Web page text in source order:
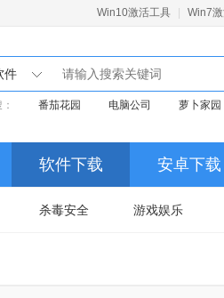
Win10激活工具 Win7
件
番茄花园 电脑公司 萝卜家园
软件下载 安卓下载
杀毒安全 游戏娱乐